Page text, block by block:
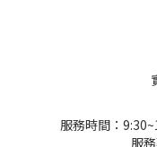
服務時間：
服